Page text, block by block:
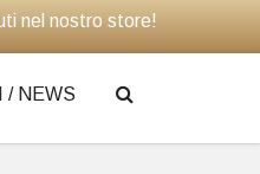
nel nostro store!
/ NEWS